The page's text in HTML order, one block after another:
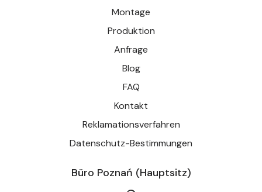
Montage
Produktion
Anfrage
Blog
FAQ
Kontakt
Reklamationsverfahren
Datenschutz-Bestimmungen
Büro Poznań (Hauptsitz)